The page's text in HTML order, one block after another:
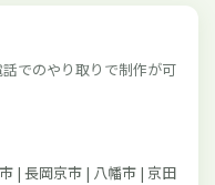
話でのやり取りで制作が可
| 長岡京市 | 八幡市 | 京田